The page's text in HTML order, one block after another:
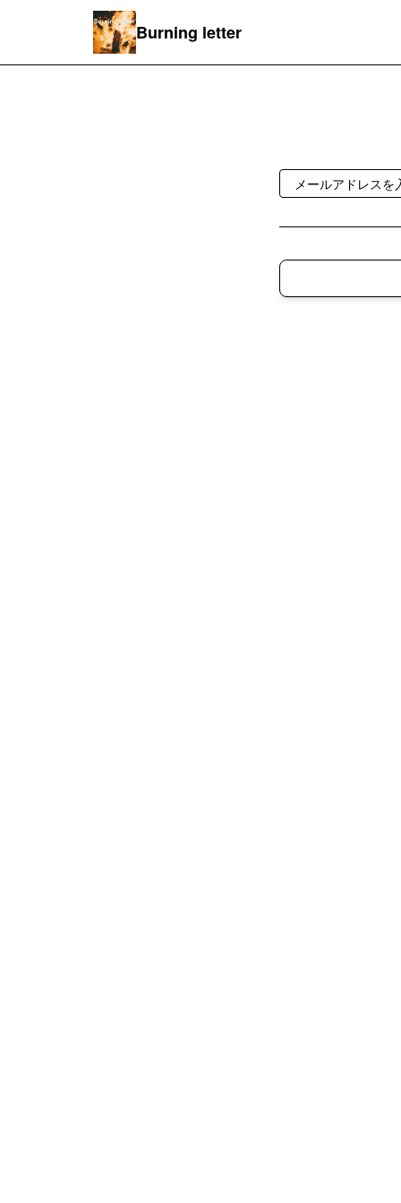
Burning letter